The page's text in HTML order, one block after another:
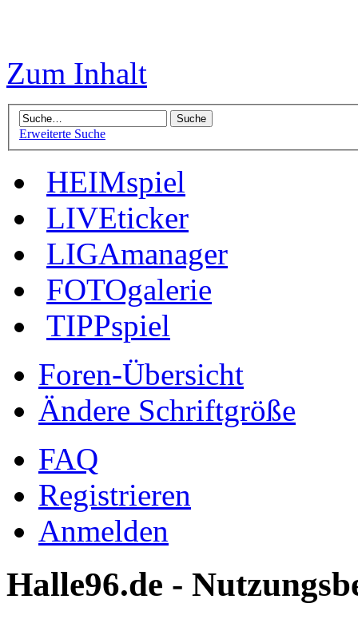
Zum Inhalt
Erweiterte Suche
HEIMspiel
LIVEticker
LIGAmanager
FOTOgalerie
TIPPspiel
Foren-Übersicht
Ändere Schriftgröße
FAQ
Registrieren
Anmelden
Halle96.de -